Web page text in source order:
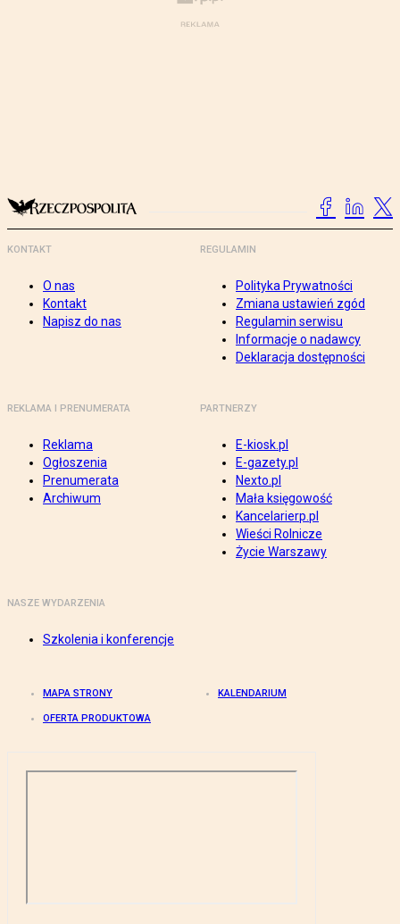
KONTAKT
O nas
Kontakt
Napisz do nas
REGULAMIN
Polityka Prywatności
Zmiana ustawień zgód
Regulamin serwisu
Informacje o nadawcy
Deklaracja dostępności
REKLAMA I PRENUMERATA
Reklama
Ogłoszenia
Prenumerata
Archiwum
PARTNERZY
E-kiosk.pl
E-gazety.pl
Nexto.pl
Mała księgowość
Kancelarierp.pl
Wieści Rolnicze
Życie Warszawy
NASZE WYDARZENIA
Szkolenia i konferencje
MAPA STRONY KALENDARIUM
OFERTA PRODUKTOWA